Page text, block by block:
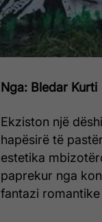
Nga: Bledar Kurti
Ekziston një
hapësirë të
estetika
paprekur nga
fantazi